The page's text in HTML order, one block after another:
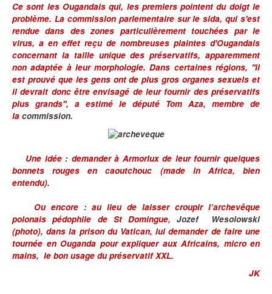
Ce sont les Ougandais qui, les premiers pointent du doigt le
problème. La commission parlementaire sur le sida, qui s'est
rendue dans des zones particulièrement touchées par le
virus, a en effet reçu de nombreuses plaintes d'Ougandais
concernant la taille unique des préservatifs, apparemment
non adaptée à leur morphologie. Dans certaines régions, "il
est prouvé que les gens ont de plus gros organes sexuels et
il devrait donc être envisagé de leur fournir des préservatifs
plus grands", a estimé le député Tom Aza, membre de
la commission.
Une idée : demander à Armorlux de leur fournir quelques
bonnets rouges en caoutchouc (made in Africa, bien
entendu).
Ou encore : au lieu de laisser croupir l’archevêque
polonais pédophile de St Domingue,Jozef Wesolowski
(photo), dans la prison du Vatican, lui demander de faire une
tournée en Ouganda pour expliqueraux Africains, micro en
mains, le bon usage du préservatif XXL.
JK